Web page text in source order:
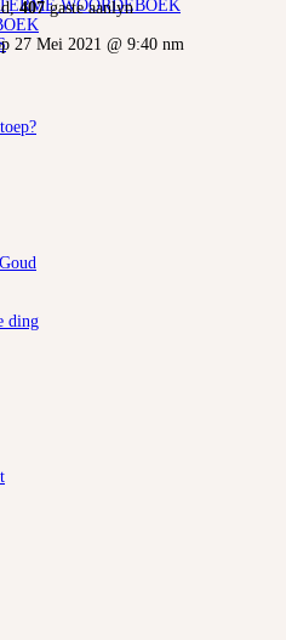
WOORDEBOEK
407gaste aanlyn
27 Mei 2021 @ 9:40 nm
ding